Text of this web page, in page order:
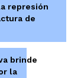
represión
de
brinde
la